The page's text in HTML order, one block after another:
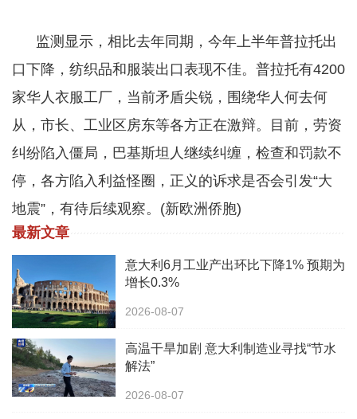
监测显示，相比去年同期，今年上半年普拉托出
口下降，纺织品和服装出口表现不佳。普拉托有4200
家华人衣服工厂，当前矛盾尖锐，围绕华人何去何
从，市长、工业区房东等各方正在激辩。目前，劳资
纠纷陷入僵局，巴基斯坦人继续纠缠，检查和罚款不
停，各方陷入利益怪圈，正义的诉求是否会引发“大
地震”，有待后续观察。(新欧洲侨胞)
最新文章
意大利6月工业产出环比下降1% 预期为
增长0.3%
2026-08-07
高温干旱加剧 意大利制造业寻找“节水
解法”
2026-08-07